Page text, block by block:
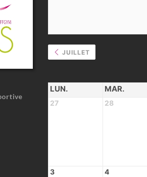
JUILLET
LUN. MAR.
27 28
3 4